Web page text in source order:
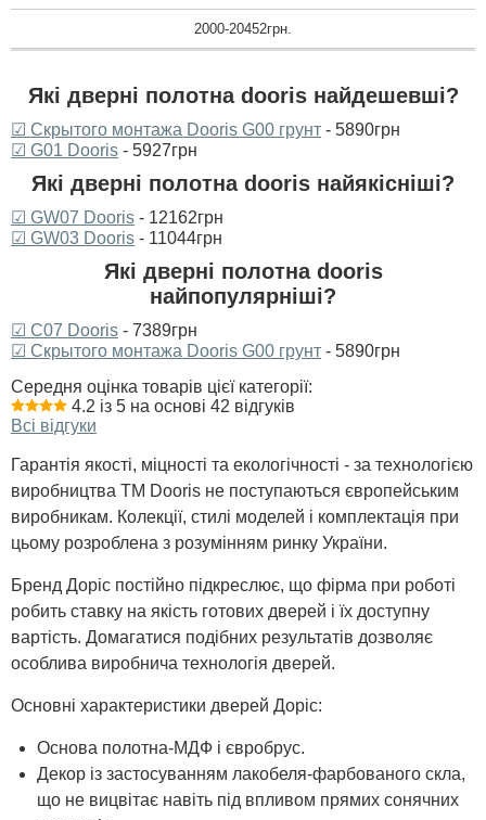
2000-20452грн.
Які дверні полотна dooris найдешевші?
☑ Скрытого монтажа Dooris G00 грунт - 5890грн
☑ G01 Dooris - 5927грн
Які дверні полотна dooris найякісніші?
☑ GW07 Dooris - 12162грн
☑ GW03 Dooris - 11044грн
Які дверні полотна dooris
найпопулярніші?
☑ C07 Dooris - 7389грн
☑ Скрытого монтажа Dooris G00 грунт - 5890грн
Середня оцінка товарів цієї категорії:
4.2 із 5 на основі 42 відгуків
Всі відгуки
Гарантія якості, міцності та екологічності - за технологією
виробництва ТМ Dooris не поступаються європейським
виробникам. Колекції, стилі моделей і комплектація при
цьому розроблена з розумінням ринку України.
Бренд Доріс постійно підкреслює, що фірма при роботі
робить ставку на якість готових дверей і їх доступну
вартість. Домагатися подібних результатів дозволяє
особлива виробнича технологія дверей.
Основні характеристики дверей Доріс:
Основа полотна-МДФ і євробрус.
Декор із застосуванням лакобеля-фарбованого скла,
що не вицвітає навіть під впливом прямих сонячних